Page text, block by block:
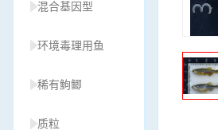
混合基因型
环境毒理用鱼
稀有鮈鲫
质粒